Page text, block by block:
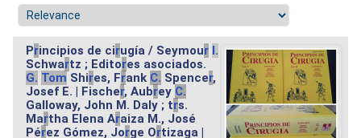
Principios de cirugía / Seymour I.
Schwartz ; Editores asociados.
G. Tom Shires, Frank C. Spencer,
Josef E. | Fischer, Aubrey C.
Galloway, John M. Daly ; trs.
Martha Elena Araiza M., José
Pérez Gómez, Jorge Ortizaga |